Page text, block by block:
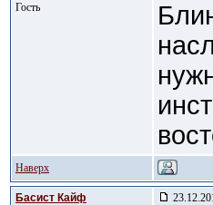
Гость
Наверх
Басист Кайф